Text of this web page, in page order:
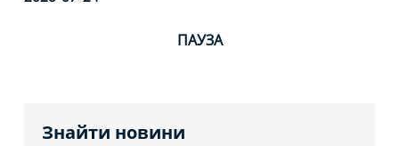
ПАУЗА
Знайти новини